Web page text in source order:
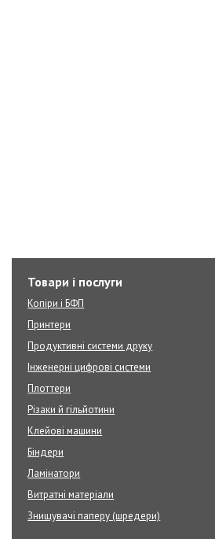
Товари і послуги
Копіри і БФП
Принтери
Продуктивні системи друку
Інженерні цифрові системи
Плоттери
Різаки й гільйотини
Клейові машини
Біндери
Ламінатори
Витратні матеріали
Знищувачі паперу (шредери)